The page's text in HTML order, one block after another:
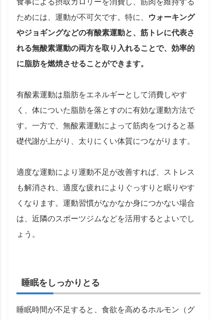
ためには、運動が不可欠です。特に、 ウォーキング
やジョギングなどの有酸素運動と、筋トレに代表さ
れる無酸素運動の両方を取り入れることで、効率的
に脂肪を燃焼させることができます。
有酸素運動は脂肪をエネルギーとして消費しやす
く、体についた脂肪を落とすのに有効な運動方法で
す。一方で、無酸素運動によって筋肉をつけると基
礎代謝が上がり、太りにくい体質につながります。
適度な運動により運動不足が改善すれば、ストレス
も解消され、適度な疲れによりぐっすりと眠りやす
くなります。運動習慣がなかなか身につかない場合
は、近隣のスポーツジムなどを活用するとよいでし
ょう。
睡眠をしっかりとる
睡眠時間が不足すると、食欲を高めるホルモン（グ